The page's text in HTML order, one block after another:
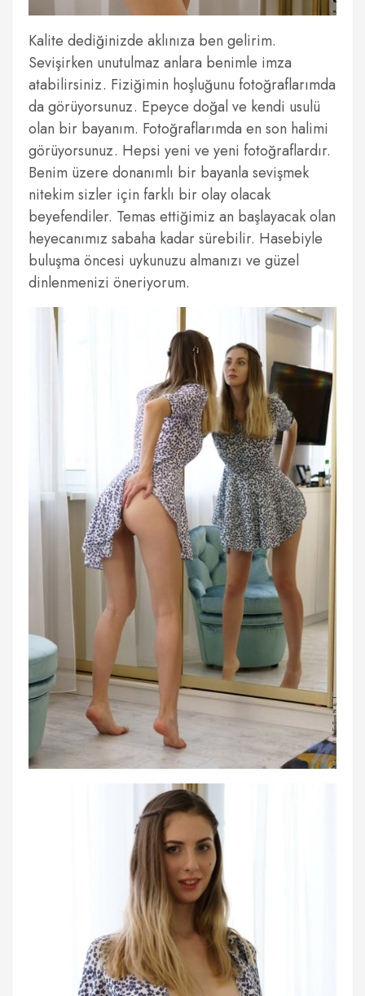
Kalite dediğinizde aklınıza ben gelirim.
Sevişirken unutulmaz anlara benimle imza
atabilirsiniz. Fiziğimin hoşluğunu fotoğraflarımda
da görüyorsunuz. Epeyce doğal ve kendi usulü
olan bir bayanım. Fotoğraflarımda en son halimi
görüyorsunuz. Hepsi yeni ve yeni fotoğraflardır.
Benim üzere donanımlı bir bayanla sevişmek
nitekim sizler için farklı bir olay olacak
beyefendiler. Temas ettiğimiz an başlayacak olan
heyecanımız sabaha kadar sürebilir. Hasebiyle
buluşma öncesi uykunuzu almanızı ve güzel
dinlenmenizi öneriyorum.